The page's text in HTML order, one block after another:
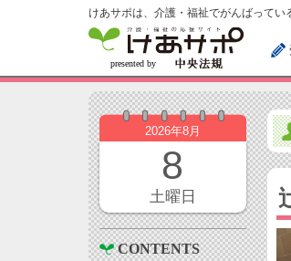
けあサポは、介護・福祉でがんばってい
2026年8月
8
土曜日
CONTENTS